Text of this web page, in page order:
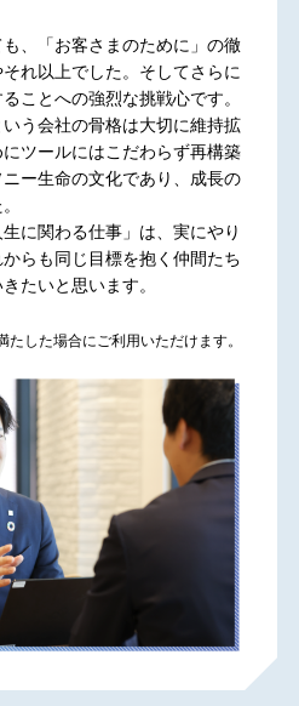
、「お客さまのために」の徹
れ以上でした。そしてさらに
ことへの強烈な挑戦心です。
いう会社の骨格は大切に維持拡
ツールにはこだわらず再構築
ー生命の文化であり、成長の
に関わる仕事」は、実にやり
らも同じ目標を抱く仲間たち
たいと思います。
した場合にご利用いただけます。